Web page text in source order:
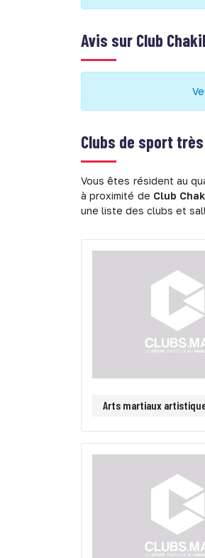
Avis sur Club
Clubs de sport
Vous êtes résident au
à proximité de Club
une liste des clubs et
Arts martiaux